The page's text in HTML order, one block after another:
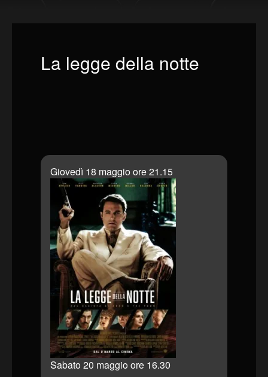
La legge della notte
Giovedì 18 maggio ore 21.15
Sabato 20 maggio ore 16.30